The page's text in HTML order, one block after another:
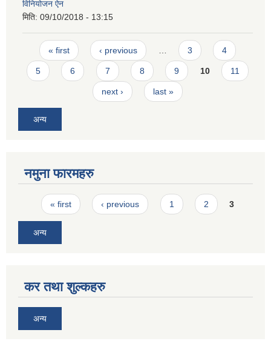
विनियोजन ऐन
मिति: 09/10/2018 - 13:15
Pages
« first ‹ previous 3 4
5 6 7 8 9 10 11
next › last »
अन्य
नमुना फारमहरु
Pages
« first ‹ previous 1 2 3
अन्य
कर तथा शुल्कहरु
अन्य